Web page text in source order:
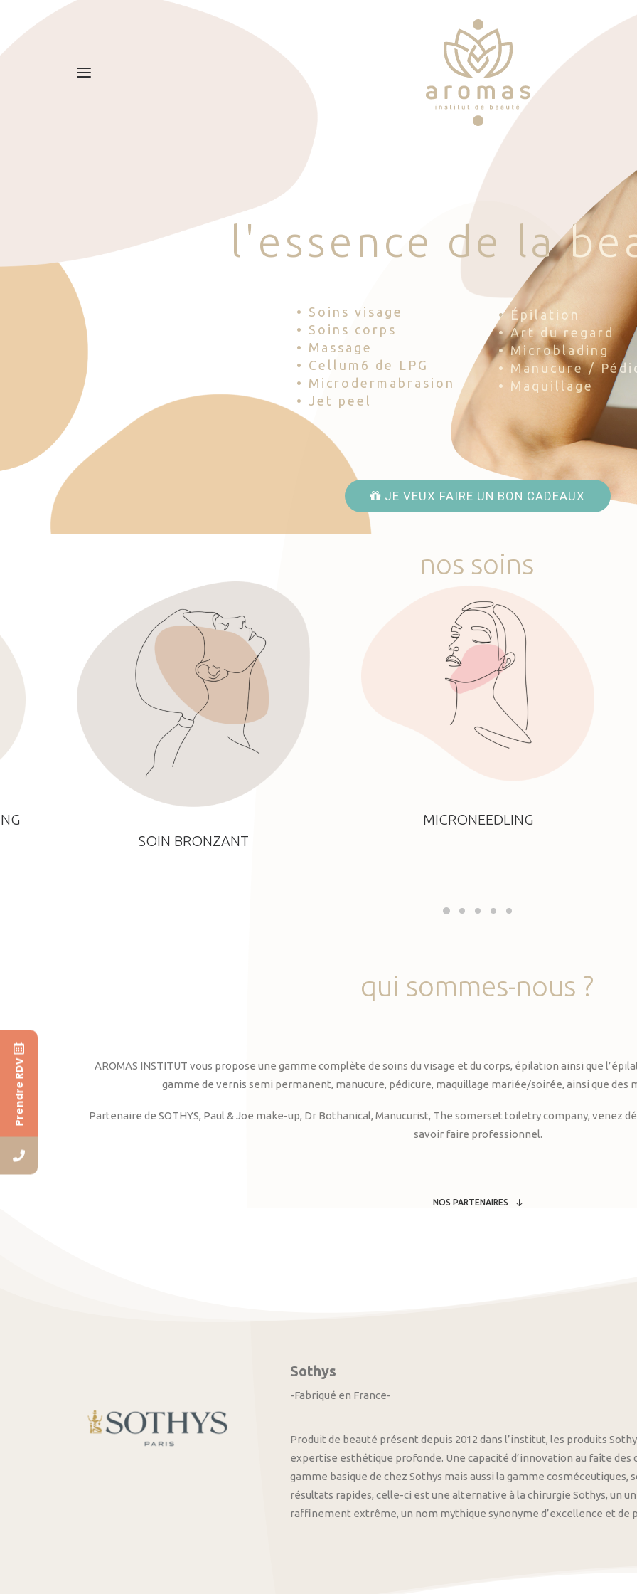
l 'esse nce d e la be
• Soins visage
• Soins corps
• Massage
• Cellum6 de LPG
• Microdermabrasion
• Jet peel
• Épilation
• Art du regard
• Microblading
• Manucure /
• Maquillage
JE VEUX FAIRE UN BON CADEAUX
nos soins
SOIN BRONZANT
MICRONEEDLING
qui sommes-nous ?
AROMAS INSTITUT vous propose une gamme complète de soins du visage et du corps, épilation ainsi que
gamme de vernis semi permanent, manucure, pédicure, maquillage mariée/soirée, ainsi que des
Partenaire de SOTHYS, Paul & Joe make-up, Dr Bothanical, Manucurist, The somerset toiletry company, venez
savoir faire professionnel.
NOS PARTENAIRES
Sothys
-Fabriqué en France-
Produit de beauté présent depuis 2012 dans l’institut, les produits
expertise esthétique profonde. Une capacité d’innovation au faîte
gamme basique de chez Sothys mais aussi la gamme
résultats rapides, celle-ci est une alternative à la chirurgie Sothys, un
raffinement extrême, un nom mythique synonyme d’excellence et de
Prendre RDV